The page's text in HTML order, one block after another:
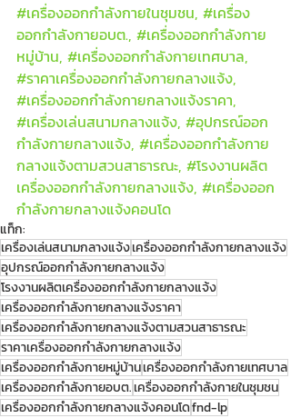
#เครื่องออกกำลังกายในชุมชน, #เครื่อง
ออกกำลังกายอบต., #เครื่องออกกำลังกาย
หมู่บ้าน, #เครื่องออกกำลังกายเทศบาล,
#ราคาเครื่องออกกำลังกายกลางแจ้ง,
#เครื่องออกกำลังกายกลางแจ้งราคา,
#เครื่องเล่นสนามกลางแจ้ง, #อุปกรณ์ออก
กำลังกายกลางแจ้ง, #เครื่องออกกำลังกาย
กลางแจ้งตามสวนสาธารณะ, #โรงงานผลิต
เครื่องออกกำลังกายกลางแจ้ง, #เครื่องออก
กำลังกายกลางแจ้งคอนโด
แท็ก:
เครื่องเล่นสนามกลางแจ้งเครื่องออกกำลังกายกลางแจ้ง
อุปกรณ์ออกกำลังกายกลางแจ้ง
โรงงานผลิตเครื่องออกกำลังกายกลางแจ้ง
เครื่องออกกำลังกายกลางแจ้งราคา
เครื่องออกกำลังกายกลางแจ้งตามสวนสาธารณะ
ราคาเครื่องออกกำลังกายกลางแจ้ง
เครื่องออกกำลังกายหมู่บ้านเครื่องออกกำลังกายเทศบาล
เครื่องออกกำลังกายอบต.เครื่องออกกำลังกายในชุมชน
เครื่องออกกำลังกายกลางแจ้งคอนโดfnd-lp